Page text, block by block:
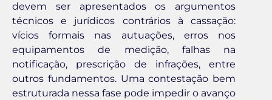
devem ser apresentados os argumentos
técnicos e jurídicos contrários à cassação:
vícios formais nas autuações, erros nos
equipamentos de medição, falhas na
notificação, prescrição de infrações, entre
outros fundamentos. Uma contestação bem
estruturada nessa fase pode impedir o avanço